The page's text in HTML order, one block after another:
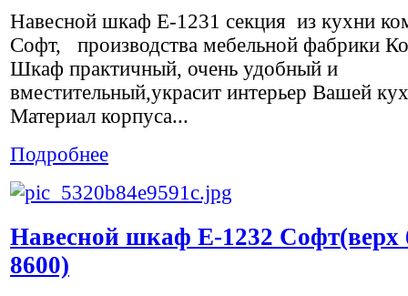
Навесной шкаф Е-1231 секция из кухни
Софт, производства мебельной фабрики
Шкаф практичный, очень удобный и
вместительный,украсит интерьер Вашей
Материал корпуса...
Подробнее
Навесной шкаф Е-1232 Софт(верх
8600)